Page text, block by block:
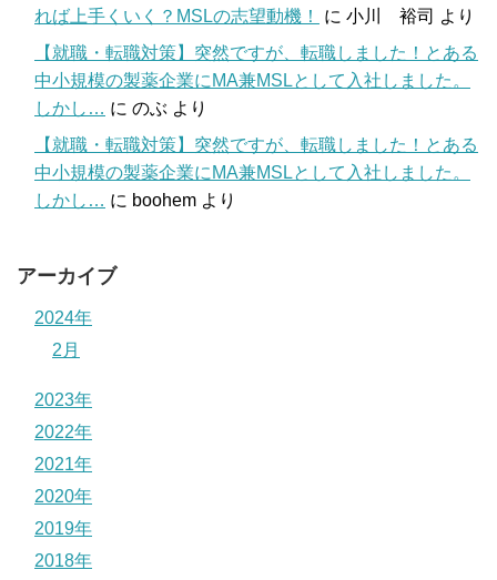
れば上手くいく？MSLの志望動機！
に 小川 裕司 より
【就職・転職対策】突然ですが、転職しました！とある
中小規模の製薬企業にMA兼MSLとして入社しました。
しかし… に のぶ より
【就職・転職対策】突然ですが、転職しました！とある
中小規模の製薬企業にMA兼MSLとして入社しました。
しかし… に boohem より
アーカイブ
2024年
2月
2023年
2022年
2021年
2020年
2019年
2018年